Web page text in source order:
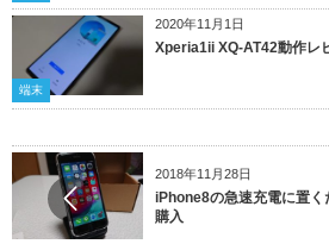
2020年11月1日
端末
Xperia1ii XQ-AT42動作レ
2018年11月28日
iPhone8の急速充電に置
購入